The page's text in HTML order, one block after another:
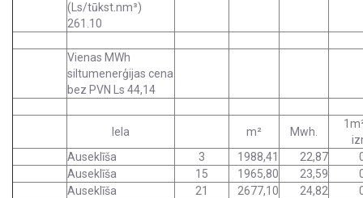
(Ls/tūkst.nm³)
261.10
Vienas MWh
siltumenerģijas cena
bez PVN Ls 44,14
Iela m² Mwh.
Auseklīša
3 1988,41 22,87
Auseklīša
15 1965,80 23,59
Auseklīša
21 2677,10 24,82